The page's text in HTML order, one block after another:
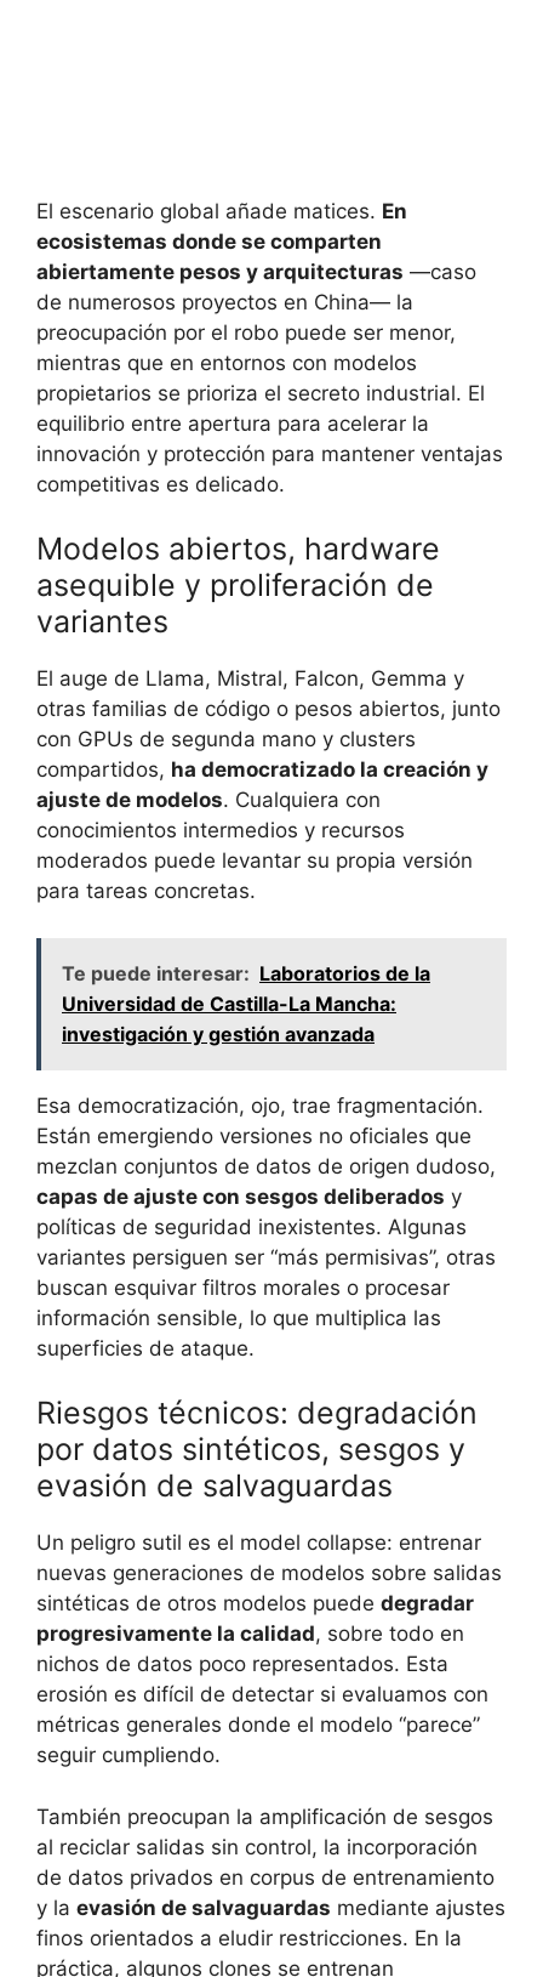
El escenario global añade matices. En
ecosistemas donde se comparten
abiertamente pesos y arquitecturas —caso
de numerosos proyectos en China— la
preocupación por el robo puede ser menor,
mientras que en entornos con modelos
propietarios se prioriza el secreto industrial. El
equilibrio entre apertura para acelerar la
innovación y protección para mantener ventajas
competitivas es delicado.
Modelos abiertos, hardware
asequible y proliferación de
variantes
El auge de Llama, Mistral, Falcon, Gemma y
otras familias de código o pesos abiertos, junto
con GPUs de segunda mano y clusters
compartidos, ha democratizado la creación y
ajuste de modelos. Cualquiera con
conocimientos intermedios y recursos
moderados puede levantar su propia versión
para tareas concretas.
Te puede interesar: Laboratorios de la
Universidad de Castilla-La Mancha:
investigación y gestión avanzada
Esa democratización, ojo, trae fragmentación.
Están emergiendo versiones no oficiales que
mezclan conjuntos de datos de origen dudoso,
capas de ajuste con sesgos deliberados y
políticas de seguridad inexistentes. Algunas
variantes persiguen ser “más permisivas”, otras
buscan esquivar filtros morales o procesar
información sensible, lo que multiplica las
superficies de ataque.
Riesgos técnicos: degradación
por datos sintéticos, sesgos y
evasión de salvaguardas
Un peligro sutil es el model collapse: entrenar
nuevas generaciones de modelos sobre salidas
sintéticas de otros modelos puede degradar
progresivamente la calidad, sobre todo en
nichos de datos poco representados. Esta
erosión es difícil de detectar si evaluamos con
métricas generales donde el modelo “parece”
seguir cumpliendo.
También preocupan la amplificación de sesgos
al reciclar salidas sin control, la incorporación
de datos privados en corpus de entrenamiento
y la evasión de salvaguardas mediante ajustes
finos orientados a eludir restricciones. En la
práctica, algunos clones se entrenan